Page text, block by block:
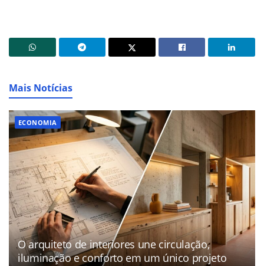
Mais Notícias
ECONOMIA
O arquiteto de interiores une circulação,
iluminação e conforto em um único projeto